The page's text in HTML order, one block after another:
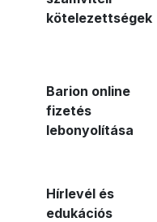
kötelezettségek
Barion online
fizetés
lebonyolítása
Hírlevél és
edukációs